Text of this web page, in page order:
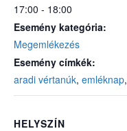
17:00 - 18:00
Esemény kategória:
Megemlékezés
Esemény címkék:
aradi vértanúk, emléknap,
HELYSZÍN